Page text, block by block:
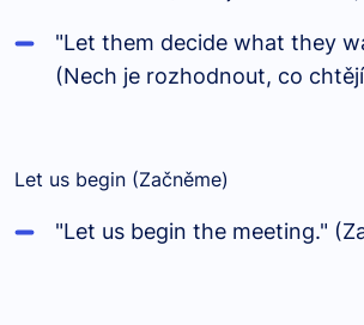
"Let them decide what they
(Nech je rozhodnout, co
Let us begin (Začněme)
"Let us begin the meeting."